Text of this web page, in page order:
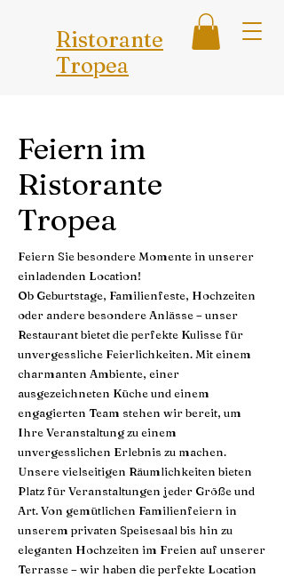
Ristorante
Tropea
Feiern im
Ristorante
Tropea
Feiern Sie besondere Momente in unserer
einladenden Location!
Ob Geburtstage, Familienfeste, Hochzeiten
oder andere besondere Anlässe – unser
Restaurant bietet die perfekte Kulisse für
unvergessliche Feierlichkeiten. Mit einem
charmanten Ambiente, einer
ausgezeichneten Küche und einem
engagierten Team stehen wir bereit, um
Ihre Veranstaltung zu einem
unvergesslichen Erlebnis zu machen.
Unsere vielseitigen Räumlichkeiten bieten
Platz für Veranstaltungen jeder Größe und
Art. Von gemütlichen Familienfeiern in
unserem privaten Speisesaal bis hin zu
eleganten Hochzeiten im Freien auf unserer
Terrasse – wir haben die perfekte Location